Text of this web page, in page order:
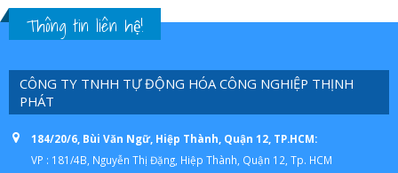
Thông tin liên hệ!
CÔNG TY TNHH TỰ ĐỘNG HÓA CÔNG NGHIỆP THỊNH
PHÁT
184/20/6, Bùi Văn Ngữ, Hiệp Thành, Quận 12, TP.HCM:
VP : 181/4B, Nguyễn Thị Đặng, Hiệp Thành, Quận 12, Tp. HCM